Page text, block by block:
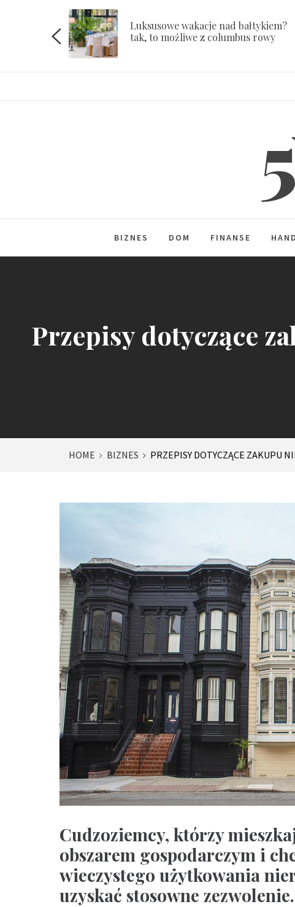
Luksusowe wakacje nad bałtykiem?
tak, to możliwe z columbus rowy
BIZNES DOM FINANSE
Przepisy dotyczące
HOME BIZNES PRZEPISY DOTYCZĄCE ZAKUPU
Cudzoziemcy, którzy
obszarem gospodarczym i
wieczystego użytkowania
uzyskać stosowne zezwolenie.